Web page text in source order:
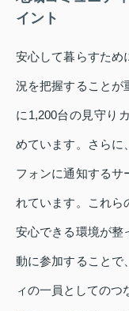
イント
安心して暮らすため
況を把握することが
に1,200台の見守り
めています。さらに
フォンに通知するサ
れています。これら
安心できる環境が整
動に参加することで
ィの一員としてのつ